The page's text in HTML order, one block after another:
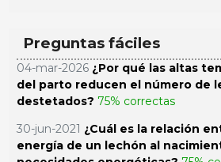
Preguntas fáciles
04-mar-2026 ¿Por qué las altas
del parto reducen el número de
destetados? 75% correctas
30-jun-2021 ¿Cuál es la relación
energía de un lechón al